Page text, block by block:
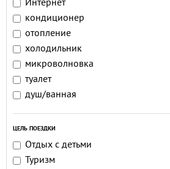
Интернет
кондиционер
отопление
холодильник
микроволновка
туалет
душ/ванная
ЦЕЛЬ ПОЕЗДКИ
Отдых с детьми
Туризм